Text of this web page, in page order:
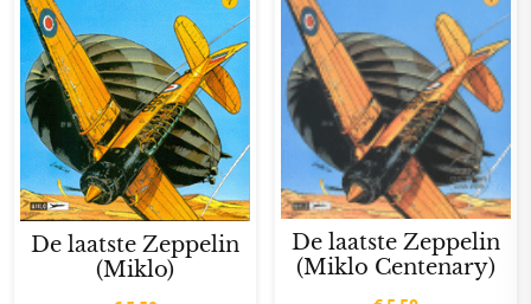
De laatste Zeppelin
(Miklo)
De laatste Zeppelin
(Miklo Centenary)